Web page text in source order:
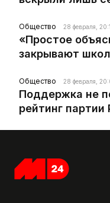
Общество 28 февраля,
«Простое
закрывают
Общество 28 февраля,
Поддержка не
рейтинг партии